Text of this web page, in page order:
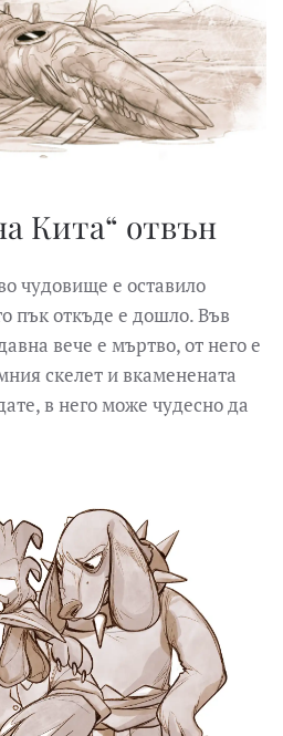
Кита“ отвън
чудовище е оставило
пък откъде е дошло. Във
вече е мъртво, от него е
скелет и вкаменената
в него може чудесно да